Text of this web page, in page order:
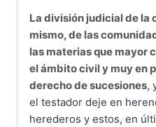
La división judicial de la
mismo, de las
las materias que mayor
el ámbito civil y muy en
derecho de sucesiones,
el testador deje en
herederos y estos, en